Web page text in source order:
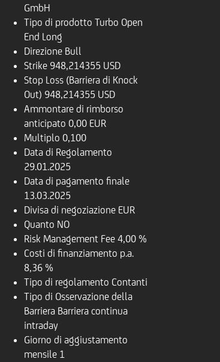
GmbH
Tipo di prodotto Turbo Open
End Long
Direzione Bull
Strike 948,214355 USD
Stop Loss (Barriera di Knock
Out) 948,214355 USD
Ammontare di rimborso
anticipato 0,00 EUR
Multiplo 0,100
Data di Regolamento
29.01.2025
Data di pagamento finale
13.03.2025
Divisa di negoziazione EUR
Quanto NO
Risk Management Fee 4,00 %
Costi di finanziamento p.a.
8,36 %
Tipo di regolamento Contanti
Tipo di Osservazione della
Barriera Barriera continua
intraday
Giorno di aggiustamento
mensile 1